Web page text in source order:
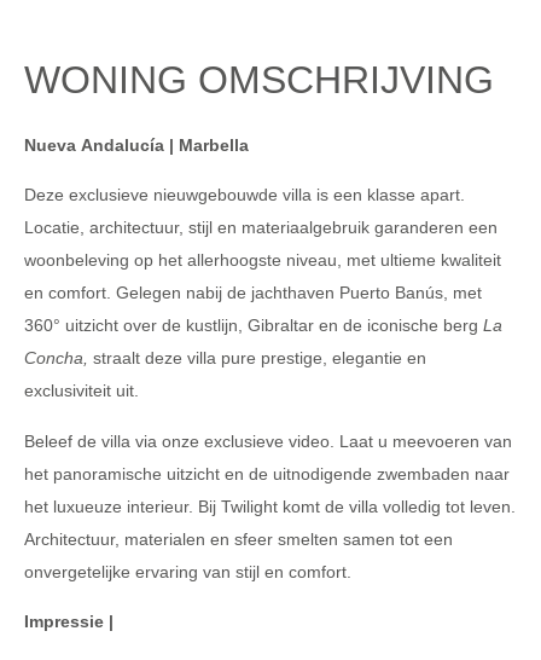
WONING OMSCHRIJVING
Nueva Andalucía | Marbella
Deze exclusieve nieuwgebouwde villa is een klasse apart.
Locatie, architectuur, stijl en materiaalgebruik garanderen een
woonbeleving op het allerhoogste niveau, met ultieme kwaliteit
en comfort. Gelegen nabij de jachthaven Puerto Banús, met
360° uitzicht over de kustlijn, Gibraltar en de iconische berg La
Concha straalt deze villa pure prestige, elegantie en
exclusiviteit uit.
Beleef de villa via onze exclusieve video. Laat u meevoeren van
het panoramische uitzicht en de uitnodigende zwembaden naar
het luxueuze interieur. Bij Twilight komt de villa volledig tot leven.
Architectuur, materialen en sfeer smelten samen tot een
onvergetelijke ervaring van stijl en comfort.
Impressie |